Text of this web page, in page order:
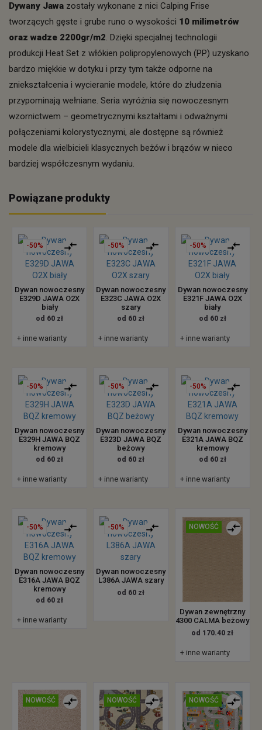
Dywany Jawa zostały wykonane z nici Calping Frise
tworzących gęste i grube runo o wysokości 10 milimetrów
oraz wadze 2200gr/m2. Dzięki specjalnej technologii
produkcji Heat Set z włókien polipropylenowych (PP) uzyskano
bardzo miękkie w dotyku i przy tym także odporne na
zniekształcenia i wycieranie modele, które do złudzenia
przypominają wełniane. Seria wyróżnia się nowoczesnym
wzornictwem – geometrycznymi kształtami i odważnymi
połączeniami kolorystycznymi, ale dostępne są również
modele dla wielbicieli klasycznych beżów i brązów w nieco
bardziej współczesnym wydaniu.
Powiązane produkty
-50%
Dywan nowoczesny
E329D JAWA O2X
biały
od 60 zł
+ inne warianty
-50%
Dywan nowoczesny
E323C JAWA O2X
szary
od 60 zł
+ inne warianty
-50%
Dywan nowoczesny
E321F JAWA O2X
biały
od 60 zł
+ inne warianty
-50%
Dywan nowoczesny
E329H JAWA BQZ
kremowy
od 60 zł
+ inne warianty
-50%
Dywan nowoczesny
E323D JAWA BQZ
beżowy
od 60 zł
+ inne warianty
-50%
Dywan nowoczesny
E321A JAWA BQZ
kremowy
od 60 zł
+ inne warianty
-50%
Dywan nowoczesny
E316A JAWA BQZ
kremowy
od 60 zł
+ inne warianty
-50%
Dywan nowoczesny
L386A JAWA szary
od 60 zł
NOWOŚĆ
Dywan zewnętrzny
4300 CALMA beżowy
od 170.40 zł
+ inne warianty
NOWOŚĆ NOWOŚĆ NOWOŚĆ